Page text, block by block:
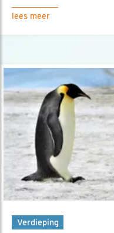
lees meer
Verdieping